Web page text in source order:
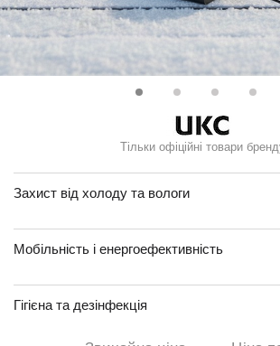
Тільки офіційні товари
Захист від холоду та вологи
Мобільність і енергоефективність
Гігієна та дезінфекція